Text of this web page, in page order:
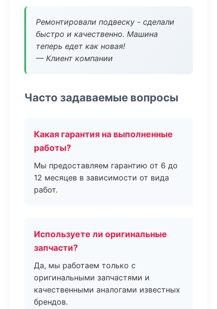
Ремонтировали подвеску - сделали
быстро и качественно. Машина
теперь едет как новая!
— Клиент компании
Часто задаваемые вопросы
Какая гарантия на выполненные
работы?
Мы предоставляем гарантию от 6 до
12 месяцев в зависимости от вида
работ.
Используете ли оригинальные
запчасти?
Да, мы работаем только с
оригинальными запчастями и
качественными аналогами известных
брендов.